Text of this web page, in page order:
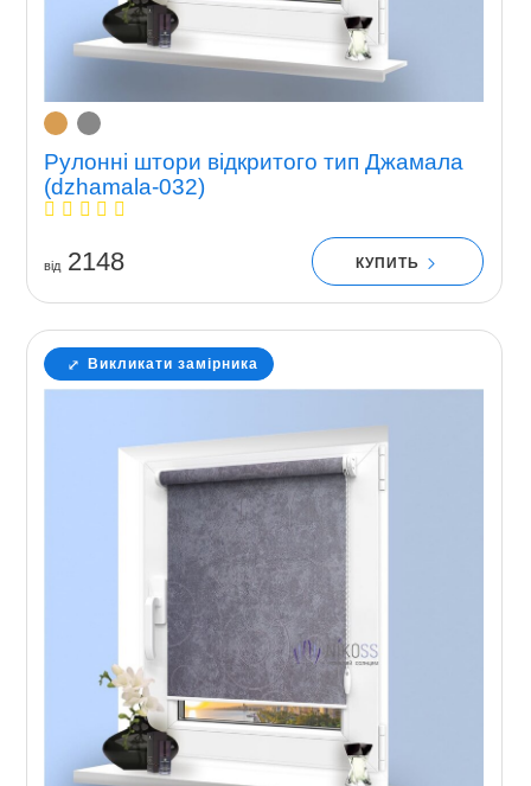
Рулонні штори відкритого тип Джамала
(dzhamala-032)
вiд2148 КУПИТЬ
Викликати замірника